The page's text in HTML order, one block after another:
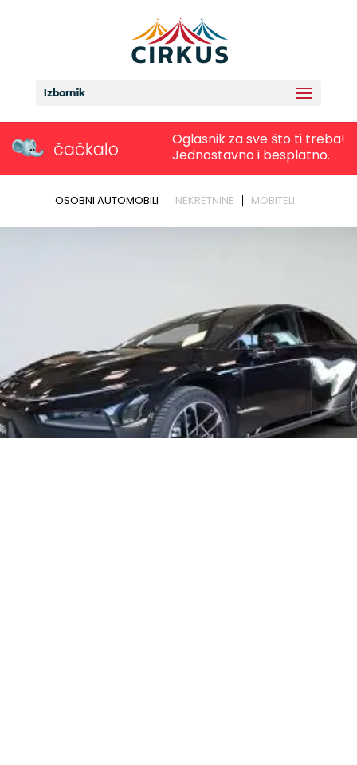
Izbornik